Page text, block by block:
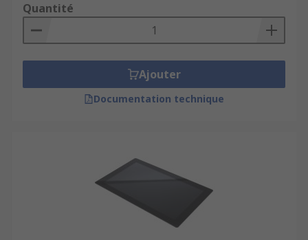
Quantité
Ajouter
Documentation technique